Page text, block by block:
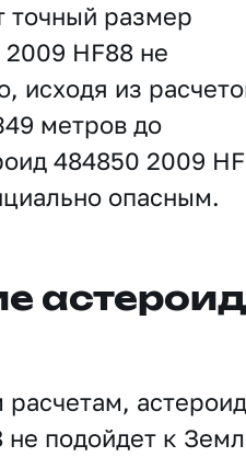
точный размер
HF88 не
исходя из
метров до
484850 2009
опасным.
астероид
подойдет к